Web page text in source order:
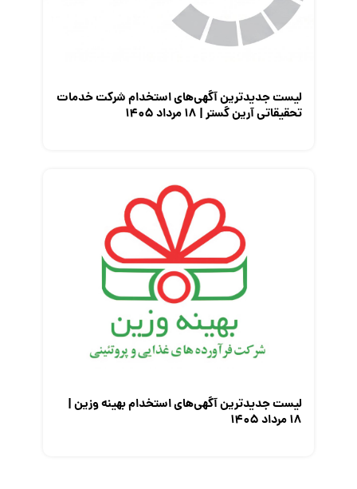
لیست جدیدترین آگهی‌های استخدام شرکت خدمات
تحقیقاتی آرین گستر | ۱۸ مرداد ۱۴۰۵
لیست جدیدترین آگهی‌های استخدام بهینه وزین |
۱۸ مرداد ۱۴۰۵